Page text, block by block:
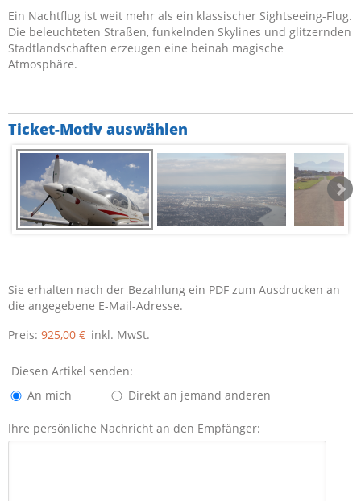
Ein Nachtflug ist weit mehr als ein klassischer Sightseeing-Flug.
Die beleuchteten Straßen, funkelnden Skylines und glitzernden
Stadtlandschaften erzeugen eine beinah magische
Atmosphäre.
Ticket-Motiv auswählen
Sie erhalten nach der Bezahlung ein PDF zum Ausdrucken an
die angegebene E-Mail-Adresse.
Preis: 925,00 € inkl. MwSt.
Diesen Artikel senden:
An mich
Direkt an jemand anderen
Ihre persönliche Nachricht an den Empfänger: